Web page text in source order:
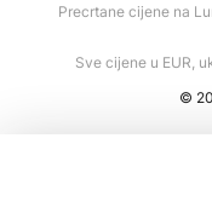
Precrtane cijene na
Sve cijene u EUR,
©